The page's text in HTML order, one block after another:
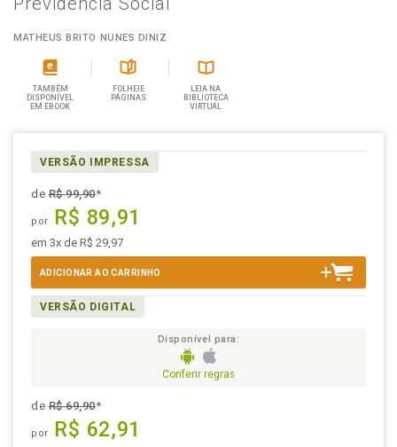
MATHEUS BRITO NUNES DINIZ
TAMBÉM
DISPONÍVEL
EM EBOOK
FOLHEIE
PÁGINAS
LEIA NA
BIBLIOTECA
VIRTUAL
VERSÃO IMPRESSA
deR$ 99,90*
por R$ 89,91
em 3x de R$ 29,97
ADICIONAR AO CARRINHO
VERSÃO DIGITAL
Disponível para:
Conferir regras
deR$ 69,90*
por R$ 62,91